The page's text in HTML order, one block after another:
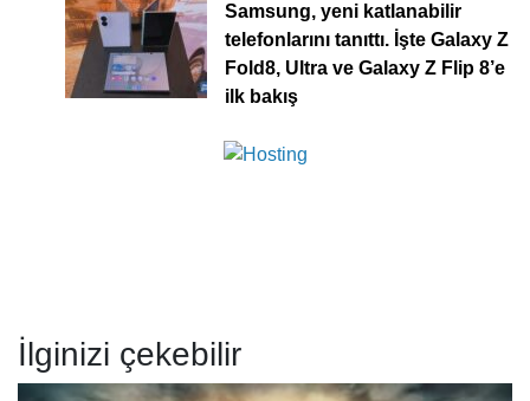
Samsung, yeni katlanabilir
telefonlarını tanıttı. İşte Galaxy Z
Fold8, Ultra ve Galaxy Z Flip 8’e
ilk bakış
İlginizi çekebilir